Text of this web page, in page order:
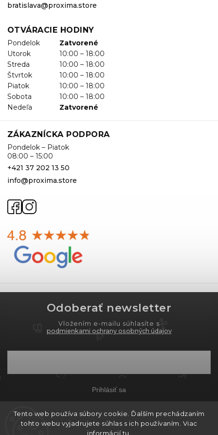
Tento web používa súbory cookie. Ďalším prechádzaním
tohto webu vyjadrujete súhlas s ich používaním. Viac
informáciítu
bratislava@proxima.store
OTVÁRACIE HODINY
Pondelok
Zatvorené
Utorok
10:00 – 18:00
Streda
10:00 – 18:00
Štvrtok
10:00 – 18:00
Piatok
10:00 – 18:00
Sobota
10:00 – 18:00
Nedeľa
Zatvorené
ZÁKAZNÍCKA PODPORA
Pondelok – Piatok
08:00 – 15:00
+421 37 202 13 50
info@proxima.store
Odoberať newsletter
Vložením e-mailu súhlasíte s
podmienkami ochrany osobných údajov
Prihlásiť sa
Copyright 2026PROXIMA.store